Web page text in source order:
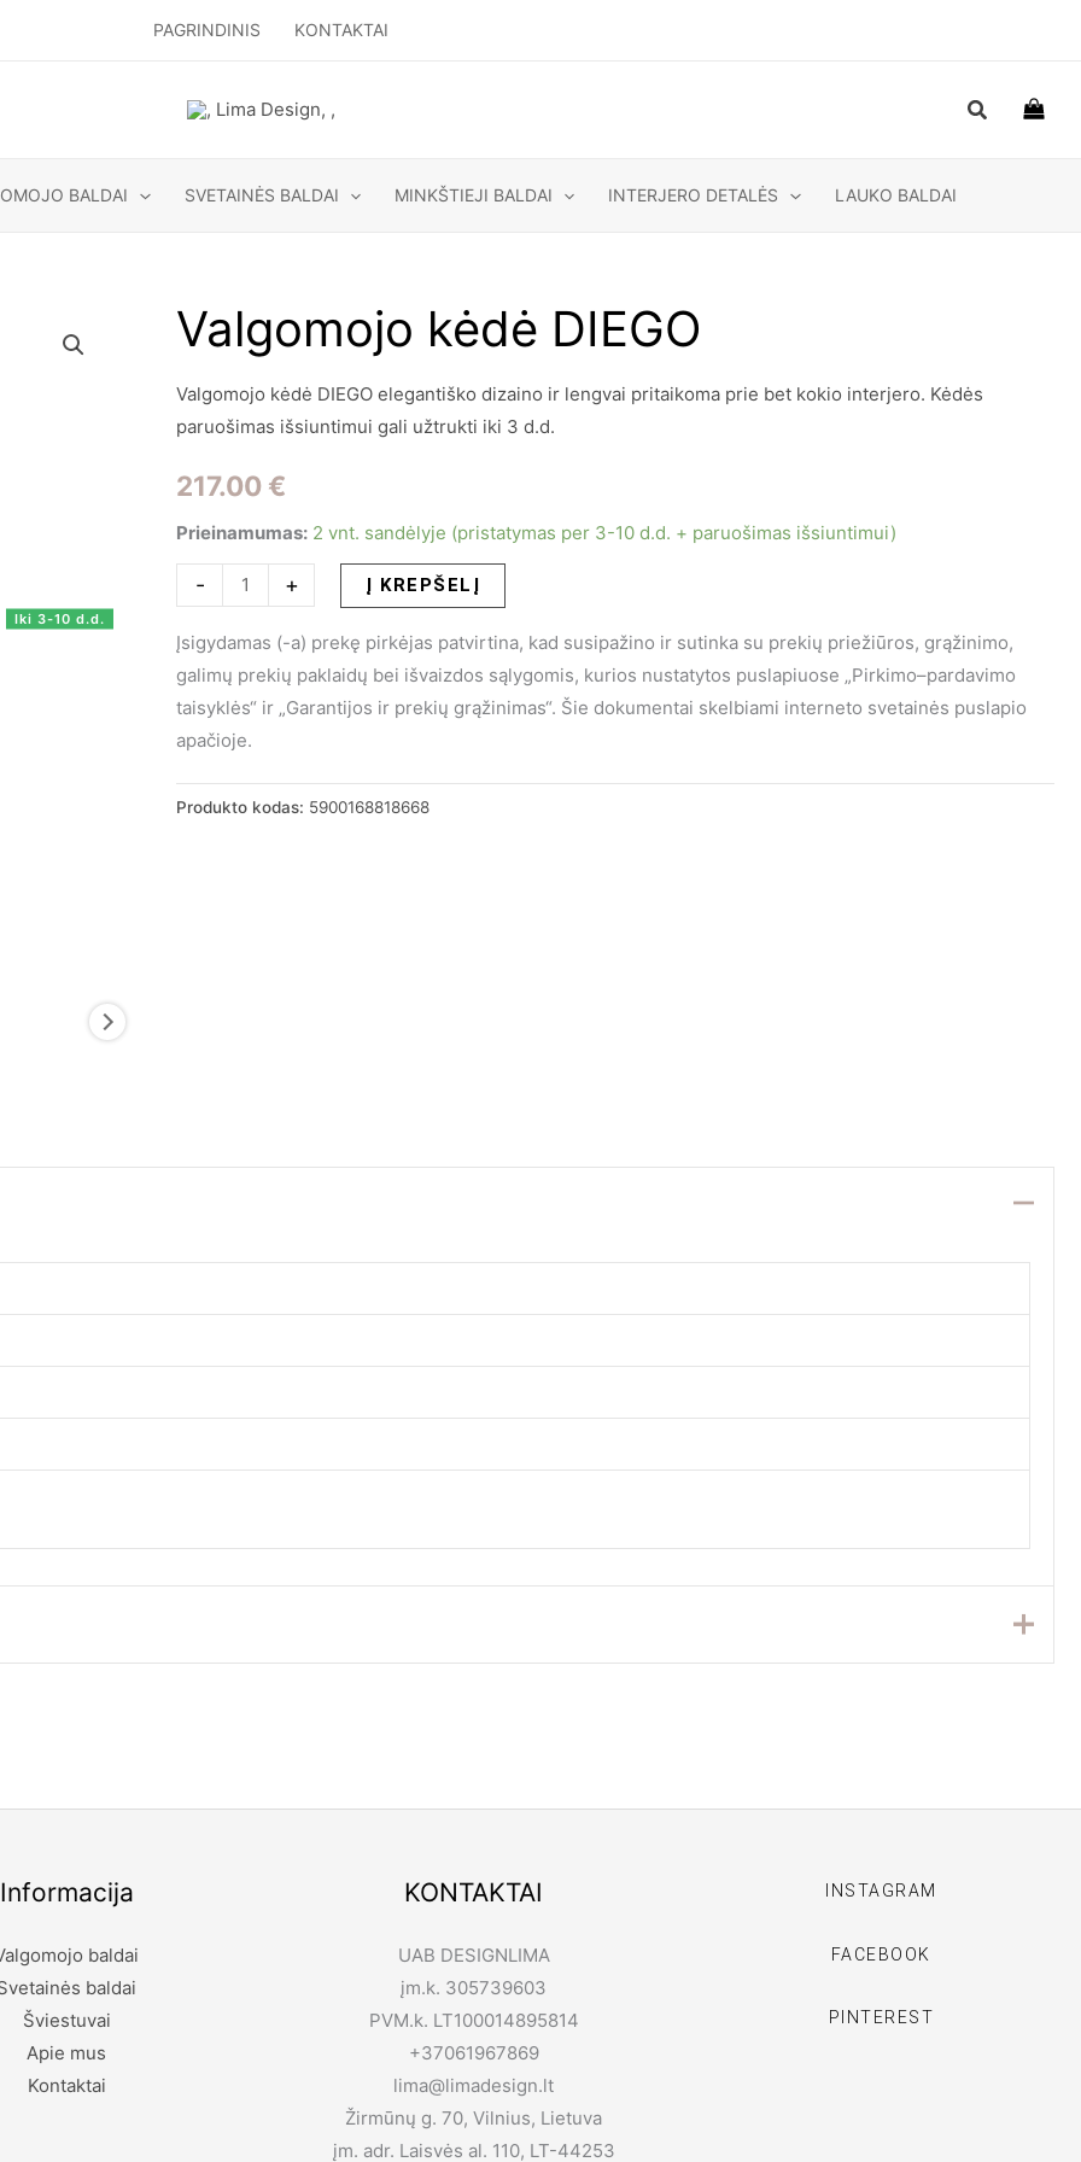
PAGRINDINIS KONTAKTAI
Paieška
BALDAI SVETAINĖS BALDAI MINKŠTIEJI BALDAI INTERJERO DETALĖS LAUKO BALDAI
Iki 3-10 d.d.
Valgomojo kėdė DIEGO
Valgomojo kėdė DIEGO elegantiško dizaino ir lengvai pritaikoma prie bet kokio interjero. Kėdės
paruošimas išsiuntimui gali užtrukti iki 3 d.d.
217.00 €
Prieinamumas: 2 vnt. sandėlyje (pristatymas per 3-10 d.d. + paruošimas išsiuntimui)
-
produkto
kiekis:
Valgomojo
kėdė
DIEGO
+ Į KREPŠELĮ
Įsigydamas (-a) prekę pirkėjas patvirtina, kad susipažino ir sutinka su prekių priežiūros, grąžinimo,
galimų prekių paklaidų bei išvaizdos sąlygomis, kurios nustatytos puslapiuose „Pirkimo–pardavimo
taisyklės“ ir „Garantijos ir prekių grąžinimas“. Šie dokumentai skelbiami interneto svetainės puslapio
apačioje.
Produkto kodas: 5900168818668
Informacija
baldai
baldai
Šviestuvai
Apie mus
Kontaktai
KONTAKTAI
UAB DESIGNLIMA
įm.k. 305739603
PVM.k. LT100014895814
+37061967869
lima@limadesign.lt
Žirmūnų g. 70, Vilnius, Lietuva
įm. adr. Laisvės al. 110, LT-44253
INSTAGRAM
FACEBOOK
PINTEREST